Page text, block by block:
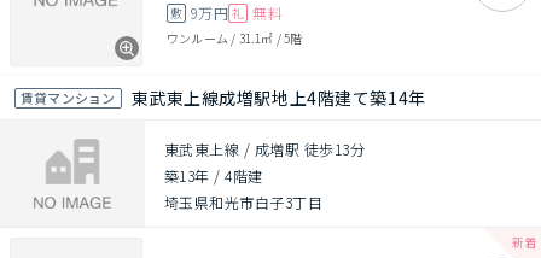
敷 9万円 礼 無料
ワンルーム / 31.1㎡ /5階
賃貸マンション 東武東上線成増駅地上4階建て築14年
東武東上線 / 成増駅 徒歩13分
築13年 /4階建
埼玉県和光市白子3丁目